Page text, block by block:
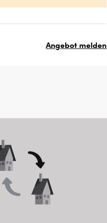
Angebot melden